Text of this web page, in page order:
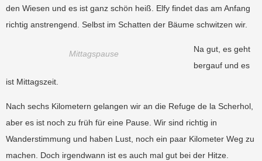
den Wiesen und es ist ganz schön heiß. Elfy findet das am Anfang
richtig anstrengend. Selbst im Schatten der Bäume schwitzen wir.
Mittagspause
Na gut, es geht
bergauf und es
ist Mittagszeit.
Nach sechs Kilometern gelangen wir an die Refuge de la Scherhol,
aber es ist noch zu früh für eine Pause. Wir sind richtig in
Wanderstimmung und haben Lust, noch ein paar Kilometer Weg zu
machen. Doch irgendwann ist es auch mal gut bei der Hitze.